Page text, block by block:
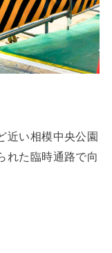
近い相模中央公園
れた臨時通路で向